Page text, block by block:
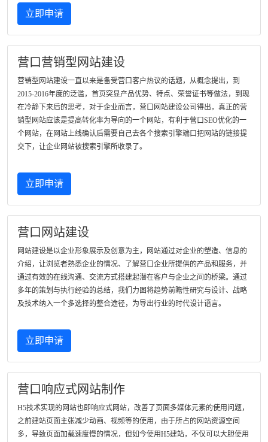
立即申请
营口营销型网站建设
营销型网站建设一直以来是备受营口客户热议的话题，从概念提出，到
2015-2016年度的泛滥，首页突显产品优势、特点、荣誉证书等做法，到现
在冷静下来后的思考，对于企业而言，营口网站建设公司得出，真正的营
销型网站应该是提高转化率为导向的一个网站，有利于营口SEO优化的一
个网站，在网站上线确认后需要自己去各个搜索引擎端口把网站的链接提
交下，让企业网站被搜索引擎所收录了。
立即申请
营口网站建设
网站建设是以企业形象展示及创意为主，网站通过对企业的塑造、信息的
介绍，让浏览者熟悉企业的情况、了解营口企业所提供的产品和服务，并
通过有效的在线沟通、交流方式搭建起潜在客户与企业之间的桥梁。通过
多年的策划与执行经验的总结，我们力图将趋势前瞻性研究与设计、战略
及技术纳入一个多选择的整合途径，为导出行业的时代设计语言。
立即申请
营口响应式网站制作
H5技术实现的网站也即响应式网站，改善了页面多媒体元素的使用问题，
之前建站页面主张减少动画、视频等的使用，由于所占的网站资源空间
多，导致页面加载速度慢的情况，但如今使用H5建站，不仅可以大胆使用